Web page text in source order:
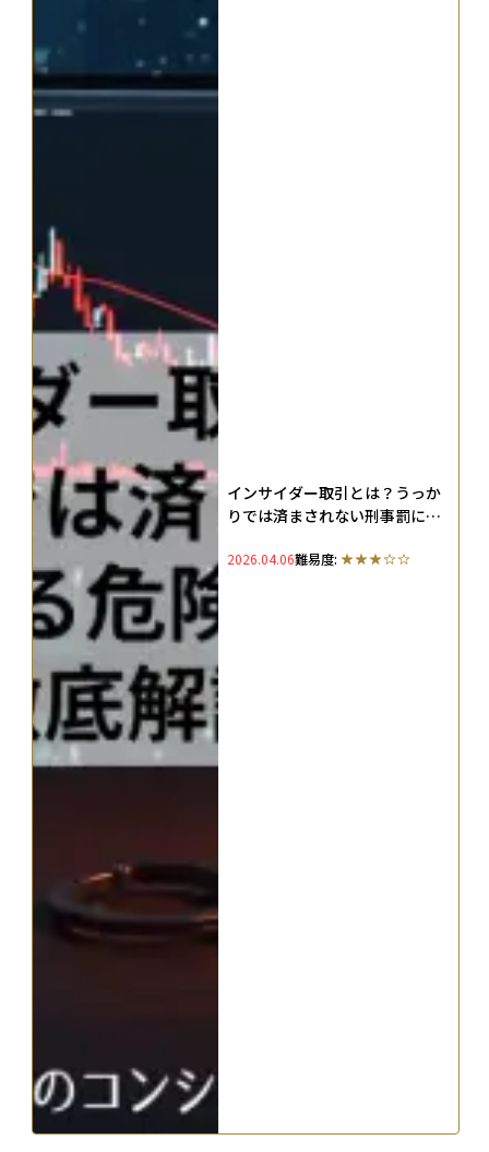
インサイダー取引とは？うっか
りでは済まされない刑事罰にな
2026.04.06難易度: